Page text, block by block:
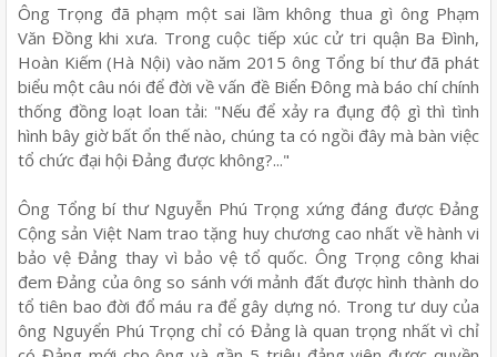
Ông Trọng đã phạm một sai lầm không thua gì ông Phạm
Văn Đồng khi xưa. Trong cuộc tiếp xúc cử tri quận Ba Đình,
Hoàn Kiếm (Hà Nội) vào năm 2015 ông Tổng bí thư đã phát
biểu một câu nói để đời về vấn đề Biển Đông mà báo chí chính
thống đồng loạt loan tải: "Nếu để xảy ra đụng độ gì thì tình
hình bây giờ bất ổn thế nào, chúng ta có ngồi đây mà bàn việc
tổ chức đại hội Đảng được không?..."
Ông Tổng bí thư Nguyễn Phú Trọng xứng đáng được Đảng
Cộng sản Việt Nam trao tặng huy chương cao nhất về hành vi
bảo vệ Đảng thay vì bảo vệ tổ quốc. Ông Trọng công khai
đem Đảng của ông so sánh với mảnh đất được hình thành do
tổ tiên bao đời đổ máu ra để gây dựng nó. Trong tư duy của
ông Nguyển Phú Trọng chỉ có Đảng là quan trọng nhất vì chỉ